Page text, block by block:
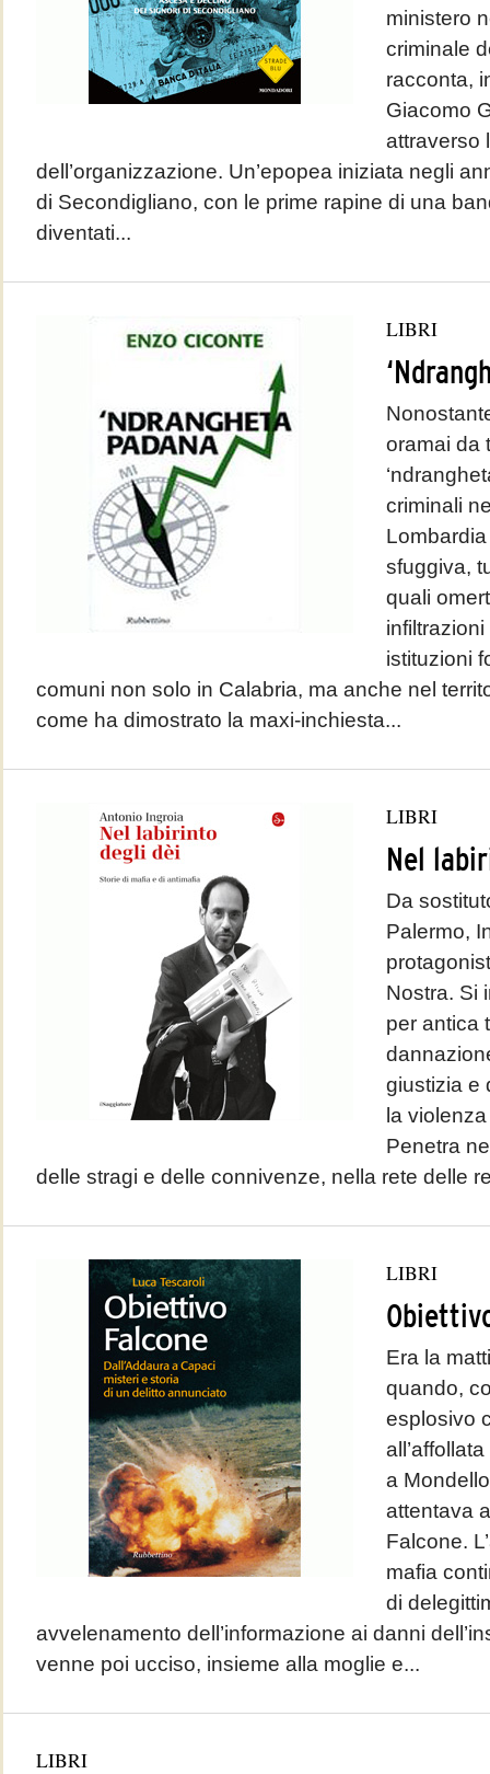
ministero
criminale
racconta,
Giacomo
attraverso
dell’organizzazione. Un’epopea iniziata negli
di Secondigliano, con le prime rapine di una
diventati...
LIBRI
oramai da
criminali
sfuggiva,
quali
istituzioni
comuni non solo in Calabria, ma anche nel
come ha dimostrato la maxi-inchiesta...
LIBRI
Nel
Da
Palermo,
Nostra. Si
per antica
giustizia e
la
Penetra
delle stragi e delle connivenze, nella rete delle
LIBRI
Era la
quando,
esplosivo
a
attentava
Falcone.
mafia
di
avvelenamento dell’informazione ai danni
venne poi ucciso, insieme alla moglie e...
LIBRI